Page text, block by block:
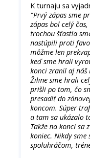
K turnaju sa
"Prvý zápas sme
zápas bol celý
trochou šťastia
nastúpili proti
môžme len
keď sme hrali
konci zranil aj náš
Žiline sme hrali
prišli po tom, čo
presadiť do
koncom. Súper
a tam sa ukázalo
Takže na konci
koniec. Nikdy
spoluhráčom,